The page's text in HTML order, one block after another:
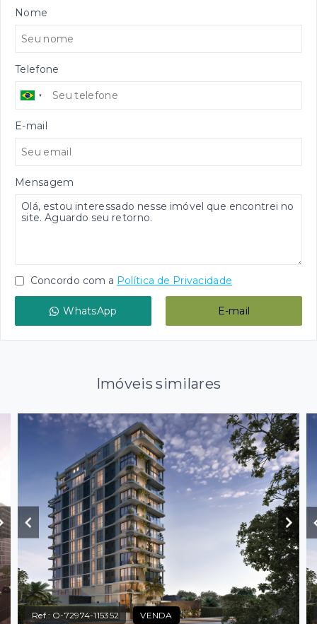
Nome
Telefone
E-mail
Mensagem
Concordo com a Política de Privacidade
WhatsApp E-mail
Imóveis similares
Ref.: O-72974-115352 VENDA